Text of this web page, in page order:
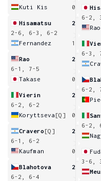
Kuti Kis 0
Hisamatsu
2
2-6, 6-3, 6-2
Fernandez
1
Rao
2
6-1, 7-5
Takase
0
Vierin
2
6-2, 6-2
Koryttseva [Q] 0
Cravero [Q]
2
6-1, 6-2
Kaufman
0
Blahotova
2
6-2, 6-4
6-2,
Rao
6-3,
6-2,
6-2,
3-6,